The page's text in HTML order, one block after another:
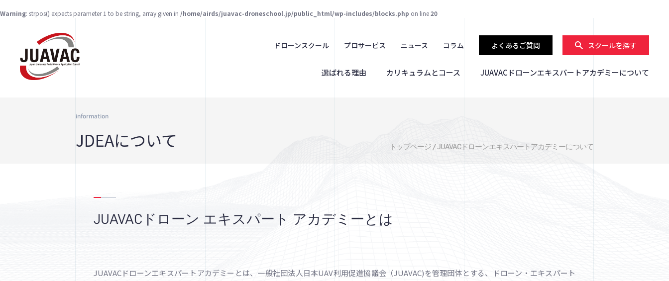
Warning: strpos() expects parameter 1 to be string, array given in /home/airds/juavac-droneschool.jp/public_html/wp-includes/blocks.php on line20
ドローンスクール プロサービス ニュース コラム よくあるご質問 スクールを探す
選ばれる理由 カリキュラムとコース JUAVACドローンエキスパートアカデミーについて
information
JDEAについて トップページ /JUAVACドローンエキスパートアカデミーについて
JUAVACドローン エキスパート アカデミーとは
JUAVACドローンエキスパートアカデミーとは、一般社団法人日本UAV利用促進協議会（JUAVAC)を管理団体とする、ドローン・エキスパート